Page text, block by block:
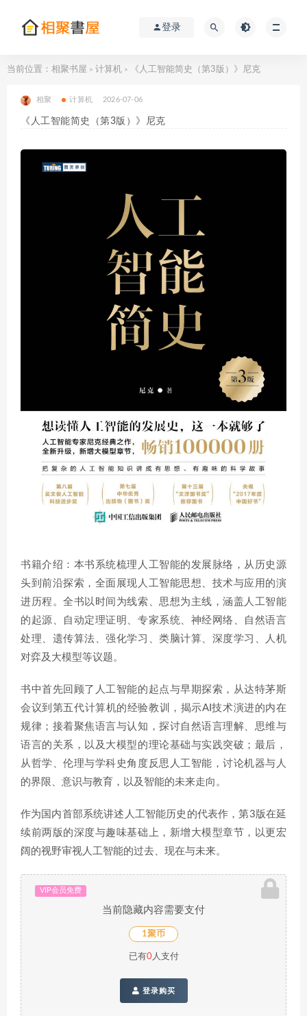
登录
当前位置： 相聚书屋 > 计算机 > 《人工智能简史（第3版）》尼克
相聚 计算机 2026-07-06
《人工智能简史（第3版）》尼克
书籍介绍：本书系统梳理人工智能的发展脉络，从历史源
头到前沿探索，全面展现人工智能思想、技术与应用的演
进历程。全书以时间为线索、思想为主线，涵盖人工智能
的起源、自动定理证明、专家系统、神经网络、自然语言
处理、遗传算法、强化学习、类脑计算、深度学习、人机
对弈及大模型等议题。
书中首先回顾了人工智能的起点与早期探索，从达特茅斯
会议到第五代计算机的经验教训，揭示AI技术演进的内在
规律；接着聚焦语言与认知，探讨自然语言理解、思维与
语言的关系，以及大模型的理论基础与实践突破；最后，
从哲学、伦理与学科史角度反思人工智能，讨论机器与人
的界限、意识与教育，以及智能的未来走向。
作为国内首部系统讲述人工智能历史的代表作，第3版在延
续前两版的深度与趣味基础上，新增大模型章节，以更宏
阔的视野审视人工智能的过去、现在与未来。
VIP会员免费
当前隐藏内容需要支付
1聚币
已有0人支付
登录购买